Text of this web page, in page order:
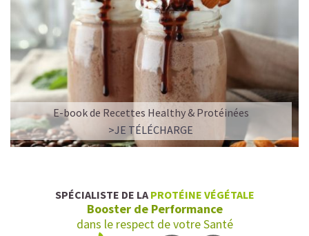
L’ALLIANCE PARFAITE ENTRE PLAISIR ET
PERFORMANCE
Cacao pur, café expresso et lait végétal fusionnent dans
une boisson veloutée et énergisante.
Une vraie caresse chocolatée, riche en protéines, léger
pour ne jamais peser.
E-book de Recettes Healthy & Protéinées
>JE TÉLÉCHARGE
SPÉCIALISTE DE LA PROTÉINE VÉGÉTALE
Booster de Performance
dans le respect de votre Santé